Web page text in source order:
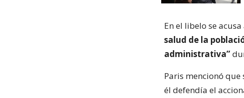
En el libelo se
salud de la
administrativa”
Paris mencionó
él defendía el